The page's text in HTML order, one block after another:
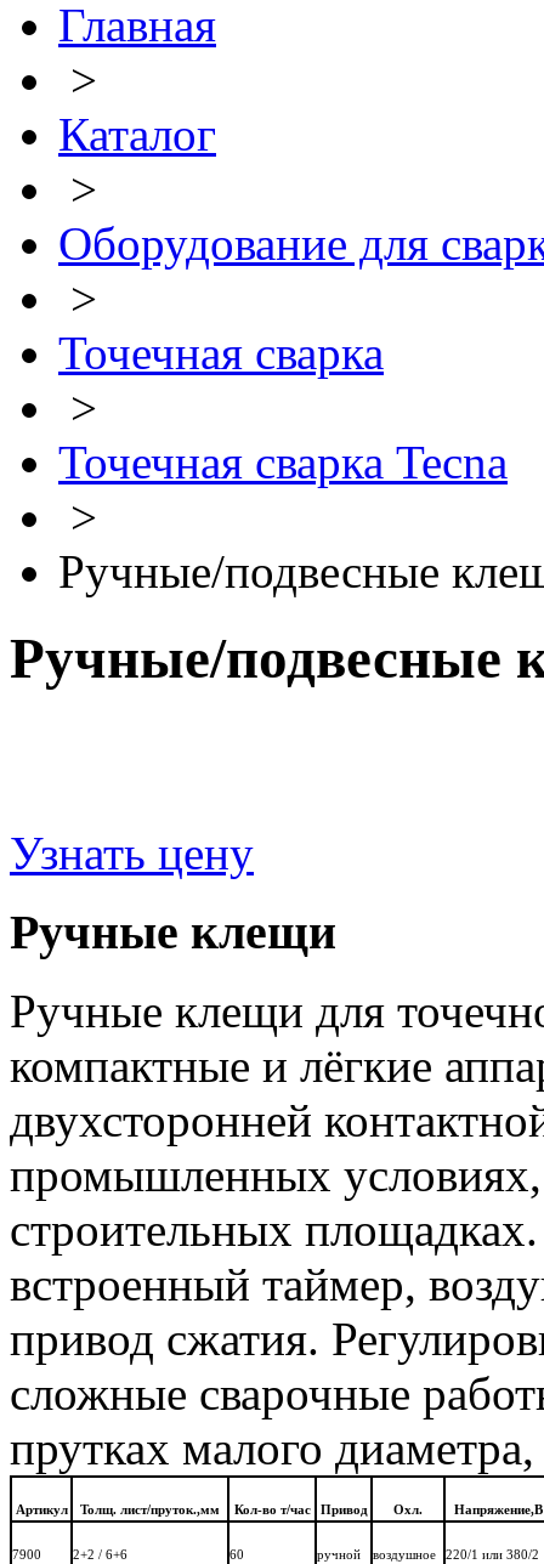
Главная
>
Каталог
>
Оборудование для
>
Точечная сварка
>
Точечная сварка Tecna
>
Ручные/подвесные
Ручные/подвесные
Узнать цену
Ручные клещи
Ручные клещи для
компактные и лёгкие
двухсторонней
промышленных
строительных
встроенный таймер,
привод сжатия.
сложные сварочные
прутках малого
Артикул Толщ. лист/пруток.,мм Кол-во т/час Привод Охл. Напряжение,В
7900 2+2 / 6+6 60 ручной воздушное 220/1 или 380/2